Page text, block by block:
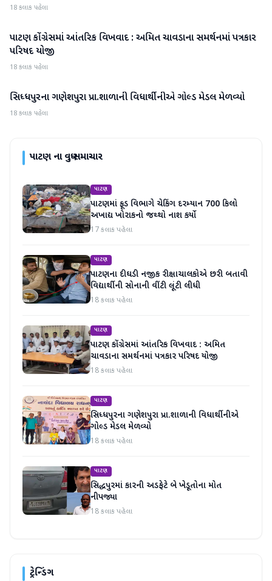
18 કલાક પહેલા
પાટણ
પાટણ કોંગ્રેસમાં આંતરિક વિખવાદ : અમિત ચાવડાના સમર્થનમાં પત્રકાર
પરિષદ યોજી
18 કલાક પહેલા
પાટણ
સિધ્ધપુરના ગણેશપુરા પ્રા.શાળાની વિધાર્થીનીએ ગોલ્ડ મેડલ મેળવ્યો
18 કલાક પહેલા
પાટણના વધુ સમાચાર
પાટણ
પાટણમાં ફૂડ વિભાગે ચેકિંગ દરમ્યાન 700 કિલો
અખાદ્ય ખોરાકનો જથ્થો નાશ કર્યો
17 કલાક પહેલા
પાટણ
પાટણના દીઘડી નજીક રીક્ષાચાલકોએ છરી બતાવી
વિદ્યાર્થીની સોનાની વીંટી લૂંટી લીધી
18 કલાક પહેલા
પાટણ
પાટણ કોંગ્રેસમાં આંતરિક વિખવાદ : અમિત
ચાવડાના સમર્થનમાં પત્રકાર પરિષદ યોજી
18 કલાક પહેલા
પાટણ
સિધ્ધપુરના ગણેશપુરા પ્રા.શાળાની વિધાર્થીનીએ
ગોલ્ડ મેડલ મેળવ્યો
18 કલાક પહેલા
પાટણ
સિદ્ધપુરમાં કારની અડફેટે બે ખેડૂતોના મોત
નીપજ્યા
18 કલાક પહેલા
ટ્રેન્ડિંગ